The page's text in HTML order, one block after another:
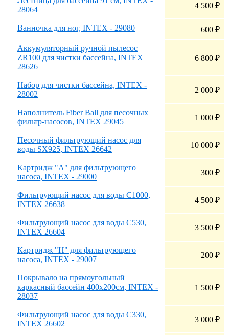
28064
4 500 ₽
Ванночка для ног, INTEX - 29080 600 ₽
Аккумуляторный ручной пылесос
ZR100 для чистки бассейна, INTEX
28626
6 800 ₽
Набор для чистки бассейна, INTEX -
28002
2 000 ₽
Наполнитель Fiber Ball для песочных
фильтр-насосов, INTEX 29045
1 000 ₽
Песочный фильтрующий насос для
воды SX925, INTEX 26642
10 000 ₽
Картридж "А" для фильтрующего
насоса, INTEX - 29000
300 ₽
Фильтрующий насос для воды С1000,
INTEX 26638
4 500 ₽
Фильтрующий насос для воды С530,
INTEX 26604
3 500 ₽
Картридж "H" для фильтрующего
насоса, INTEX - 29007
200 ₽
Покрывало на прямоугольный
каркасный бассейн 400х200см, INTEX -
28037
1 500 ₽
Фильтрующий насос для воды С330,
INTEX 26602
3 000 ₽